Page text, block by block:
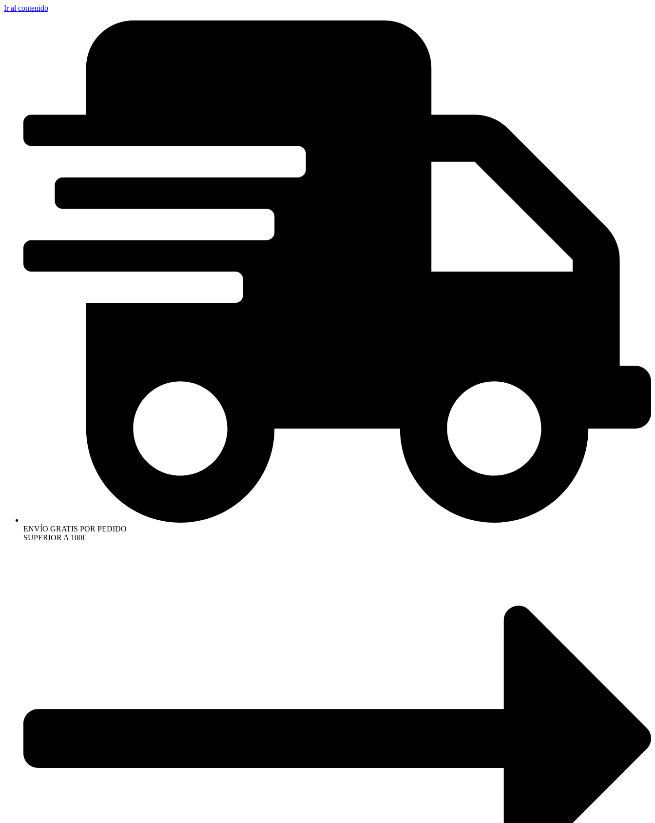
Ir al contenido
ENVÍO GRATIS POR PEDIDO
SUPERIOR A 100€